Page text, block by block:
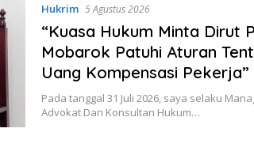
Hukrim 5 Agustus 2026
“Kuasa Hukum Minta Dirut
Mobarok Patuhi Aturan
Uang Kompensasi Pekerja”
Pada tanggal 31 Juli 2026, saya selaku
Advokat Dan Konsultan Hukum…